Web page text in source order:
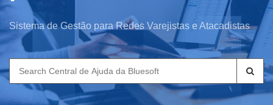
Sistema de Gestão para Redes Varejistas e Atacadistas
Search
for: